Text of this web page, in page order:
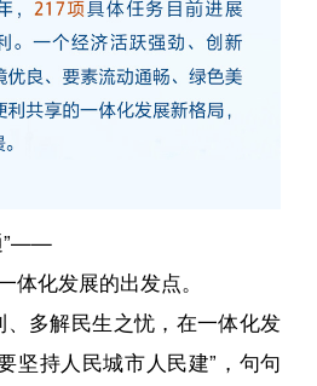
”——
化发展的出发点。
多解民生之忧，在一体化发
坚持人民城市人民建”，句句